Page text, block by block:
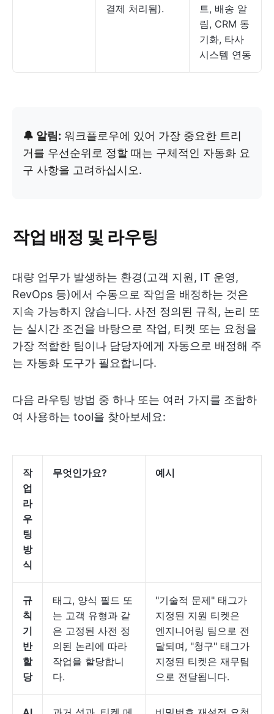
결제 처리됨).
트, 배송 알
림, CRM 동
기화, 타사
시스템 연동
🔔 알림: 워크플로우에 있어 가장 중요한 트리
거를 우선순위로 정할 때는 구체적인 자동화 요
구 사항을 고려하십시오.
작업 배정 및 라우팅
대량 업무가 발생하는 환경(고객 지원, IT 운영,
RevOps 등)에서 수동으로 작업을 배정하는 것은
지속 가능하지 않습니다. 사전 정의된 규칙, 논리 또
는 실시간 조건을 바탕으로 작업, 티켓 또는 요청을
가장 적합한 팀이나 담당자에게 자동으로 배정해 주
는 자동화 도구가 필요합니다.
다음 라우팅 방법 중 하나 또는 여러 가지를 조합하
여 사용하는 tool을 찾아보세요:
작
업
라
우
팅
방
식
무엇인가요? 예시
규
칙
기
반
할
당
태그, 양식 필드 또
는 고객 유형과 같
은 고정된 사전 정
의된 논리에 따라
작업을 할당합니
다.
"기술적 문제" 태그가
지정된 지원 티켓은
엔지니어링 팀으로 전
달되며, "청구" 태그가
지정된 티켓은 재무팀
으로 전달됩니다.